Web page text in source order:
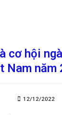
cơ hội
Nam năm
12/12/2022